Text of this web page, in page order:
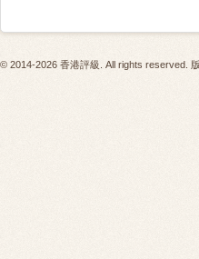
© 2014-2026 香港評級. All rights reserved.